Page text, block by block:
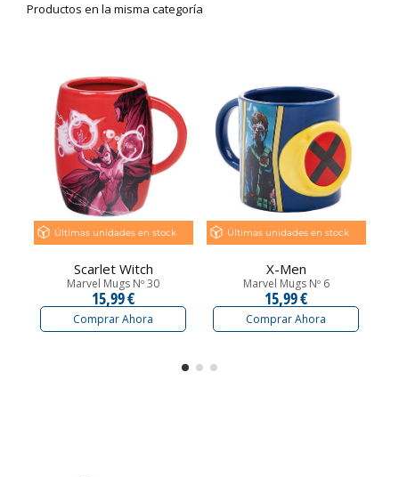
Productos en la misma categoría
Últimas unidades en stock
Scarlet Witch
Marvel Mugs Nº 30
15,99 €
Comprar Ahora
Últimas unidades en stock
X-Men
Marvel Mugs Nº 6
15,99 €
Comprar Ahora